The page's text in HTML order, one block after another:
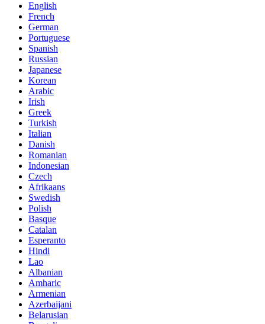
English
French
German
Portuguese
Spanish
Russian
Japanese
Korean
Arabic
Irish
Greek
Turkish
Italian
Danish
Romanian
Indonesian
Czech
Afrikaans
Swedish
Polish
Basque
Catalan
Esperanto
Hindi
Lao
Albanian
Amharic
Armenian
Azerbaijani
Belarusian